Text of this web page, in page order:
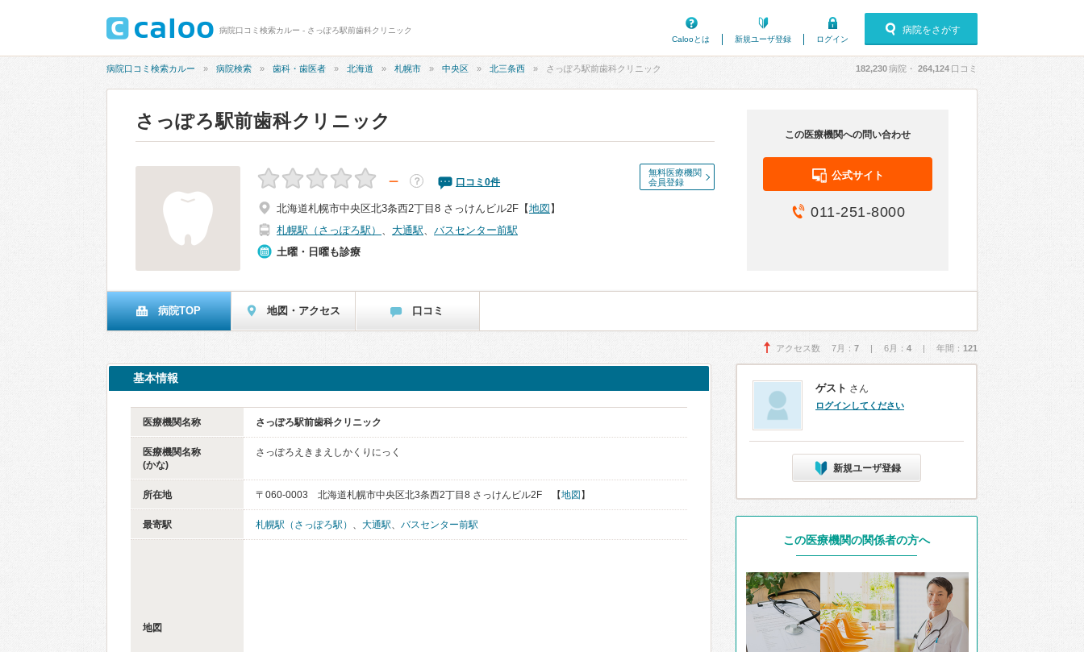
病院口コミ検索カルー - さっぽろ駅前歯科クリニック
Calooとは
新規ユーザ登録 ログイン
病院をさがす
病院口コミ検索カルー 病院検索 歯科・歯医者 北海道 札幌市 中央区 北三条西 さっぽろ駅前歯科クリニック 182,230病院・ 264,124 口コミ
さっぽろ駅前歯科クリニック
無料医療機関
会員登録
－ ？ 口コミ 0件
北海道札幌市中央区北3条西2丁目8 さっけんビル2F 【地図 】
札幌駅（さっぽろ駅） 、 大通駅、 バスセンター前駅
土曜・日曜も診療
この医療機関への問い合わせ
公式サイト
011-251-8000
病院TOP 地図・アクセス 口コミ
アクセス数 7月： 7 | 6月： 4 | 年間： 121
基本情報
医療機関名称 さっぽろ駅前歯科クリニック
医療機関名称
(かな)
さっぽろえきまえしかくりにっく
所在地 〒060-0003 北海道札幌市中央区北3条西2丁目8 さっけんビル2F 【地図 】
最寄駅 札幌駅（さっぽろ駅） 、 大通駅、 バスセンター前駅
地図
ゲスト さん
ログインしてください
新規ユーザ登録
この医療機関の関係者の方へ